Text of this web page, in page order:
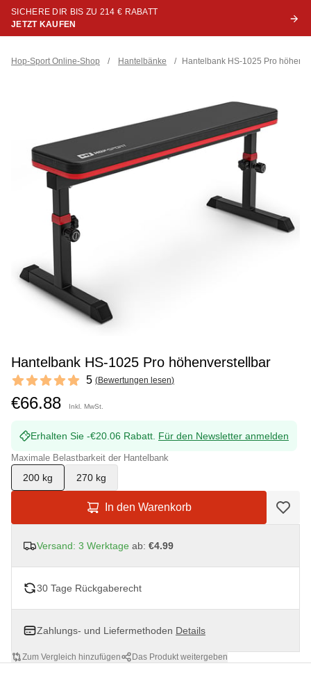
SICHERE DIR BIS ZU 214 € RABATT
JETZT KAUFEN
Hop-Sport Online-Shop / Hantelbänke / Hantelbank HS-1025 Pro
Hantelbank HS-1025 Pro höhenverstellbar
Reviews
5 out of 5 stars 5 (Bewertungen lesen)
€66.88 Inkl. MwSt.
Erhalten Sie -€20.06 Rabatt. Für den Newsletter anmelden
Maximale Belastbarkeit der Hantelbank
200 kg 270 kg
In den Warenkorb
Versand: 3 Werktage ab: €4.99
30 Tage Rückgaberecht
Zahlungs- und Liefermethoden Details
Zum Vergleich hinzufügen Das Produkt weitergeben